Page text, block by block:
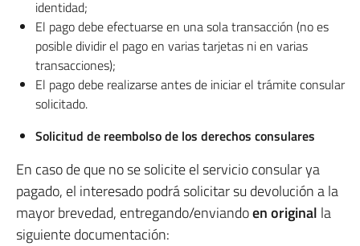
identidad;
El pago debe efectuarse en una sola transacción (no es
posible dividir el pago en varias tarjetas ni en varias
transacciones);
El pago debe realizarse antes de iniciar el trámite consular
solicitado.
Solicitud de reembolso de los derechos consulares
En caso de que no se solicite el servicio consular ya
pagado, el interesado podrá solicitar su devolución a la
mayor brevedad, entregando/enviandoen original la
siguiente documentación: